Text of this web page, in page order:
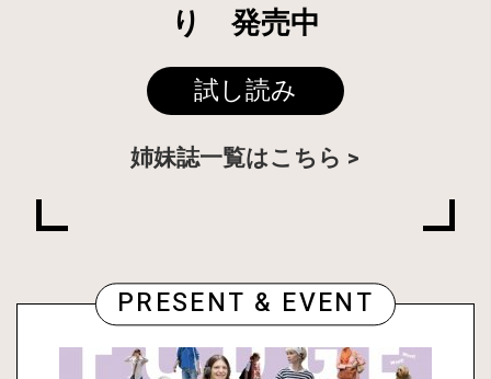
り 発売中
試し読み
姉妹誌一覧はこちら
PRESENT & EVENT